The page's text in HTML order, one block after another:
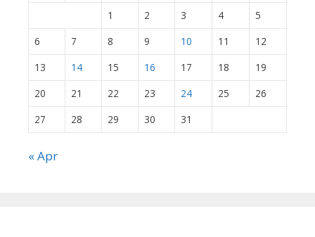
1
2 3 4
5
6
7 8 9 10 11
12
13
14 15 16 17 18
19
20
21 22 23 24 25
26
27
28 29 30 31
« Apr